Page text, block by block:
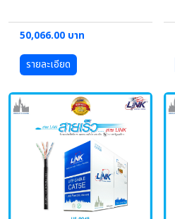
50,066.00 บาท
รายละเอียด